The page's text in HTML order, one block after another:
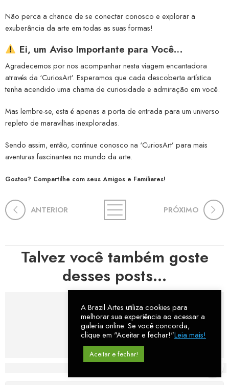
Não perca a chance de se conectar conosco e explorar a
exuberância da arte em todas as suas formas!
Ei, um Aviso Importante para Você…
Agradecemos por nos acompanhar nesta viagem encantadora
através da ‘CuriosArt’. Esperamos que cada descoberta artística
tenha acendido uma chama de curiosidade e admiração em você.
Mas lembre-se, esta é apenas a porta de entrada para um universo
repleto de maravilhas inexploradas.
Sendo assim, então, continue conosco na ‘CuriosArt’ para mais
aventuras fascinantes no mundo da arte.
Gostou? Compartilhe com seus Amigos e Familiares!
ANTERIOR PRÓXIMO
Talvez você também goste
desses posts...
Hortas, Cores e Saberes: A Revolução Verde Que
A Estética do Colapso:
A Brazil Artes utiliza cookies para
melhorar sua experiência ao acessar a
galeria online. Se você concorda,
clique em "Aceitar e fechar!"Leia mais!
Aceitar e fechar!